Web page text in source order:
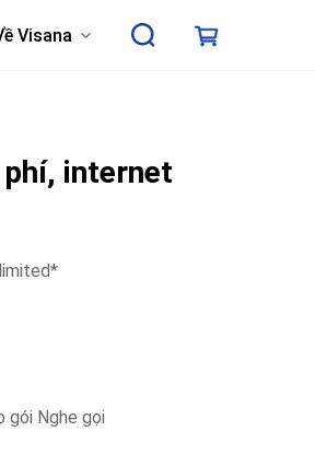
Visana
internet
gói Nghe gọi